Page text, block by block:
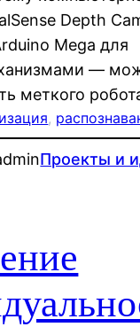
Depth
Mega для
—
меткого
,
Проекты и